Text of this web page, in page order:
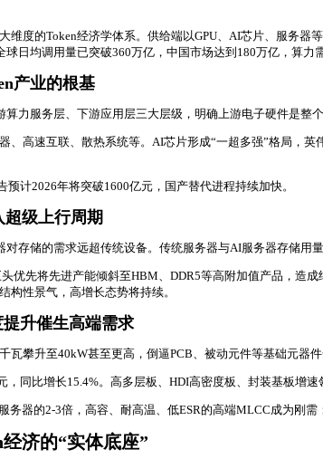
维度的Token经济学体系。供给端以GPU、AI芯片、服务
日均调用量已突破360万亿，中国市场达到180万亿，算力
产业的根基
力服务层、下游应用层三大层级，明确上游电子硬件是整
、高速互联、散热系统等。AI芯片形成“一超多强”格局，
计2026年将突破1600亿元，国产替代进程持续加快。
级上行周期
存储的需求远超传统设备。传统服务器与AI服务器存储
优先将先进产能倾斜至HBM、DDR5等高附加值产品，造
构性景气，高增长态势将持续。
升催生高端需求
攀升至40kW甚至更高，倒逼PCB、被动元件等基础元器件
，同比增长15.4%。高多层板、HDI高密度板、封装基板增
务器的2-3倍，高容、耐高温、低ESR的高端MLCC成为刚
济的“实体底座”